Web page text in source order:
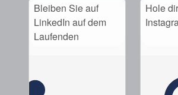
Bleiben Sie auf
LinkedIn auf dem
Laufenden
Hole